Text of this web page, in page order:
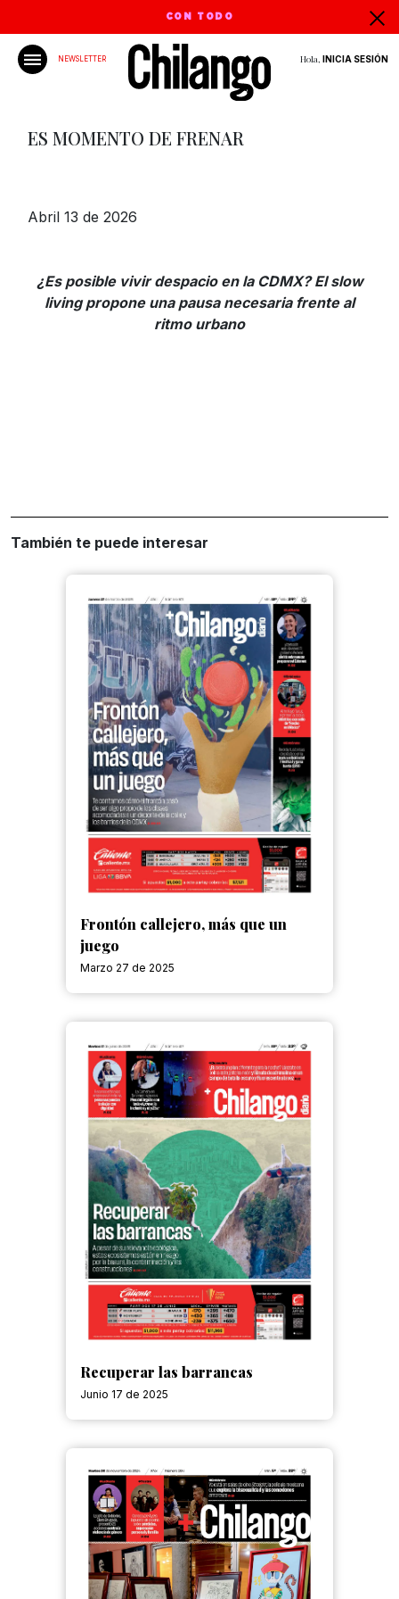
CON TODO
NEWSLETTER Hola, INICIA SESIÓN
ES MOMENTO DE FRENAR
Abril 13 de 2026
¿Es posible vivir despacio en la CDMX? El slow
living propone una pausa necesaria frente al
ritmo urbano
También te puede interesar
Frontón callejero, más que un
juego
Marzo 27 de 2025
Recuperar las barrancas
Junio 17 de 2025